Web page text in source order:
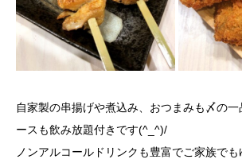
自家製の串揚げや煮込み、おつまみも〆の
ースも飲み放題付きです(^_^)/
ノンアルコールドリンクも豊富でご家族で